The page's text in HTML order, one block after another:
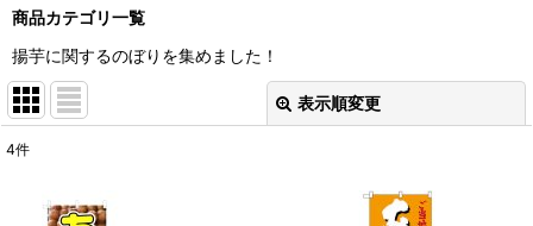
商品カテゴリ一覧
揚芋に関するのぼりを集めました！
表示順変更
4件